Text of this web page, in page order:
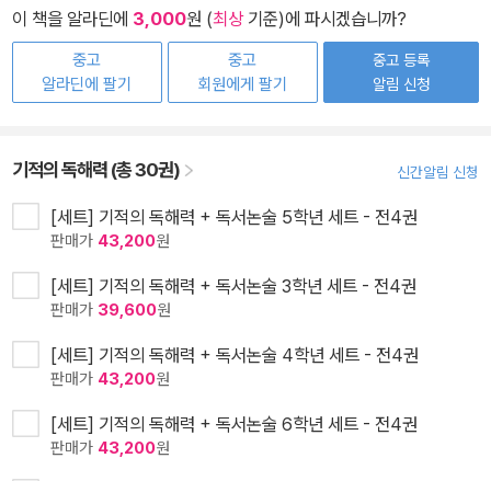
이 책을 알라딘에 3,000원 (최상기준)에 파시겠습니까?
중고
알라딘에 팔기
중고
회원에게 팔기
중고 등록
알림 신청
기적의 독해력 (총 30권) 신간알림 신청
[세트] 기적의 독해력 + 독서논술 5학년 세트 - 전4권
판매가 43,200원
[세트] 기적의 독해력 + 독서논술 3학년 세트 - 전4권
판매가 39,600원
[세트] 기적의 독해력 + 독서논술 4학년 세트 - 전4권
판매가 43,200원
[세트] 기적의 독해력 + 독서논술 6학년 세트 - 전4권
판매가 43,200원